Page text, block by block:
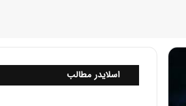
اسلایدر مطالب